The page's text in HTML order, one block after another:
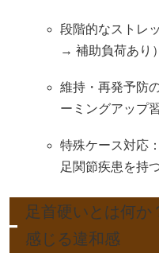
段階的なストレ
→ 補助負荷あり）
維持・再発予防
ーミングアップ習
特殊ケース対応
足関節疾患を持
足首硬いとは何
感じる違和感